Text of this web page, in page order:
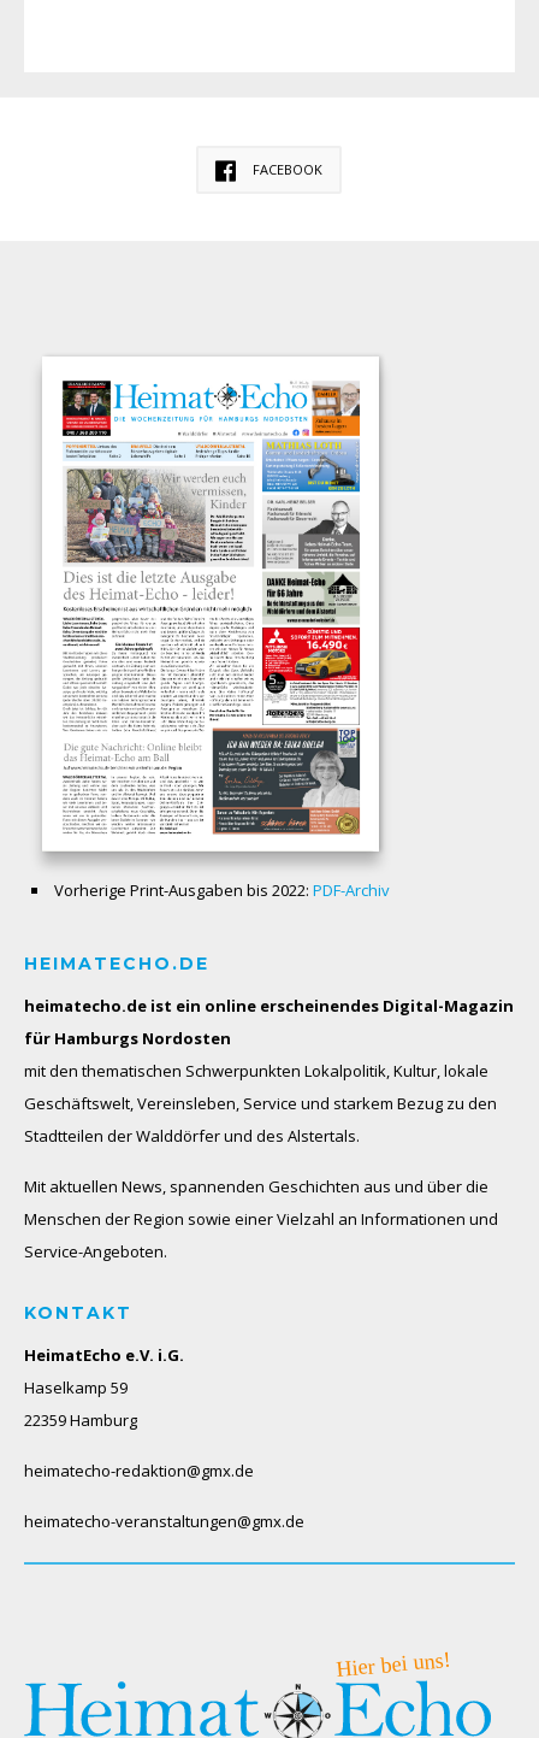
FACEBOOK
Vorherige Print-Ausgaben bis 2022: PDF-Archiv
HEIMATECHO.DE
heimatecho.de ist ein online erscheinendes Digital-Magazin
für Hamburgs Nordosten
mit den thematischen Schwerpunkten Lokalpolitik, Kultur, lokale
Geschäftswelt, Vereinsleben, Service und starkem Bezug zu den
Stadtteilen der Walddörfer und des Alstertals.
Mit aktuellen News, spannenden Geschichten aus und über die
Menschen der Region sowie einer Vielzahl an Informationen und
Service-Angeboten.
KONTAKT
HeimatEcho e.V. i.G.
Haselkamp 59
22359 Hamburg
heimatecho-redaktion@gmx.de
heimatecho-veranstaltungen@gmx.de